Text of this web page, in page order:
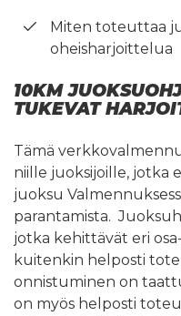
Miten toteuttaa
oheisharjoittelua
10KM
TUKEVAT
Tämä
niille juoksijoille, jotka
juoksu
parantamista.
jotka kehittävät eri
kuitenkin helposti
onnistuminen on
on myös helposti